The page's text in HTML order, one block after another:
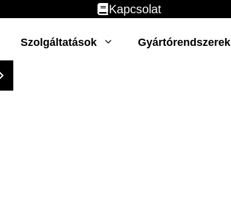
Kapcsolat
Szolgáltatások Gyártórendszerek